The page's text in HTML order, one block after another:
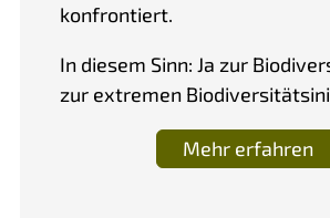
konfrontiert.
In diesem Sinn: Ja zur
zur extremen
Mehr erfahren